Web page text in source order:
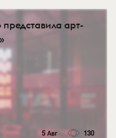
арт-
5 Авг 130